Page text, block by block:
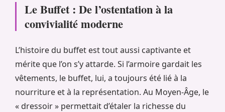
Le Buffet : De l’ostentation à la
convivialité moderne
L’histoire du buffet est tout aussi captivante et
mérite que l’on s’y attarde. Si l’armoire gardait les
vêtements, le buffet, lui, a toujours été lié à la
nourriture et à la représentation. Au Moyen-Âge, le
« dressoir » permettait d’étaler la richesse du